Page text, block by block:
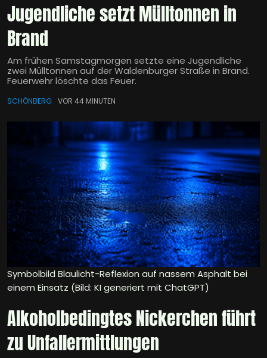
Jugendliche setzt Mülltonnen in
Brand
Am frühen Samstagmorgen setzte eine Jugendliche
zwei Mülltonnen auf der Waldenburger Straße in Brand.
Feuerwehr löschte das Feuer.
SCHÖNBERG VOR 44 MINUTEN
Symbolbild Blaulicht-Reflexion auf nassem Asphalt bei
einem Einsatz (Bild: KI generiert mit ChatGPT)
Alkoholbedingtes Nickerchen führt
zu Unfallermittlungen